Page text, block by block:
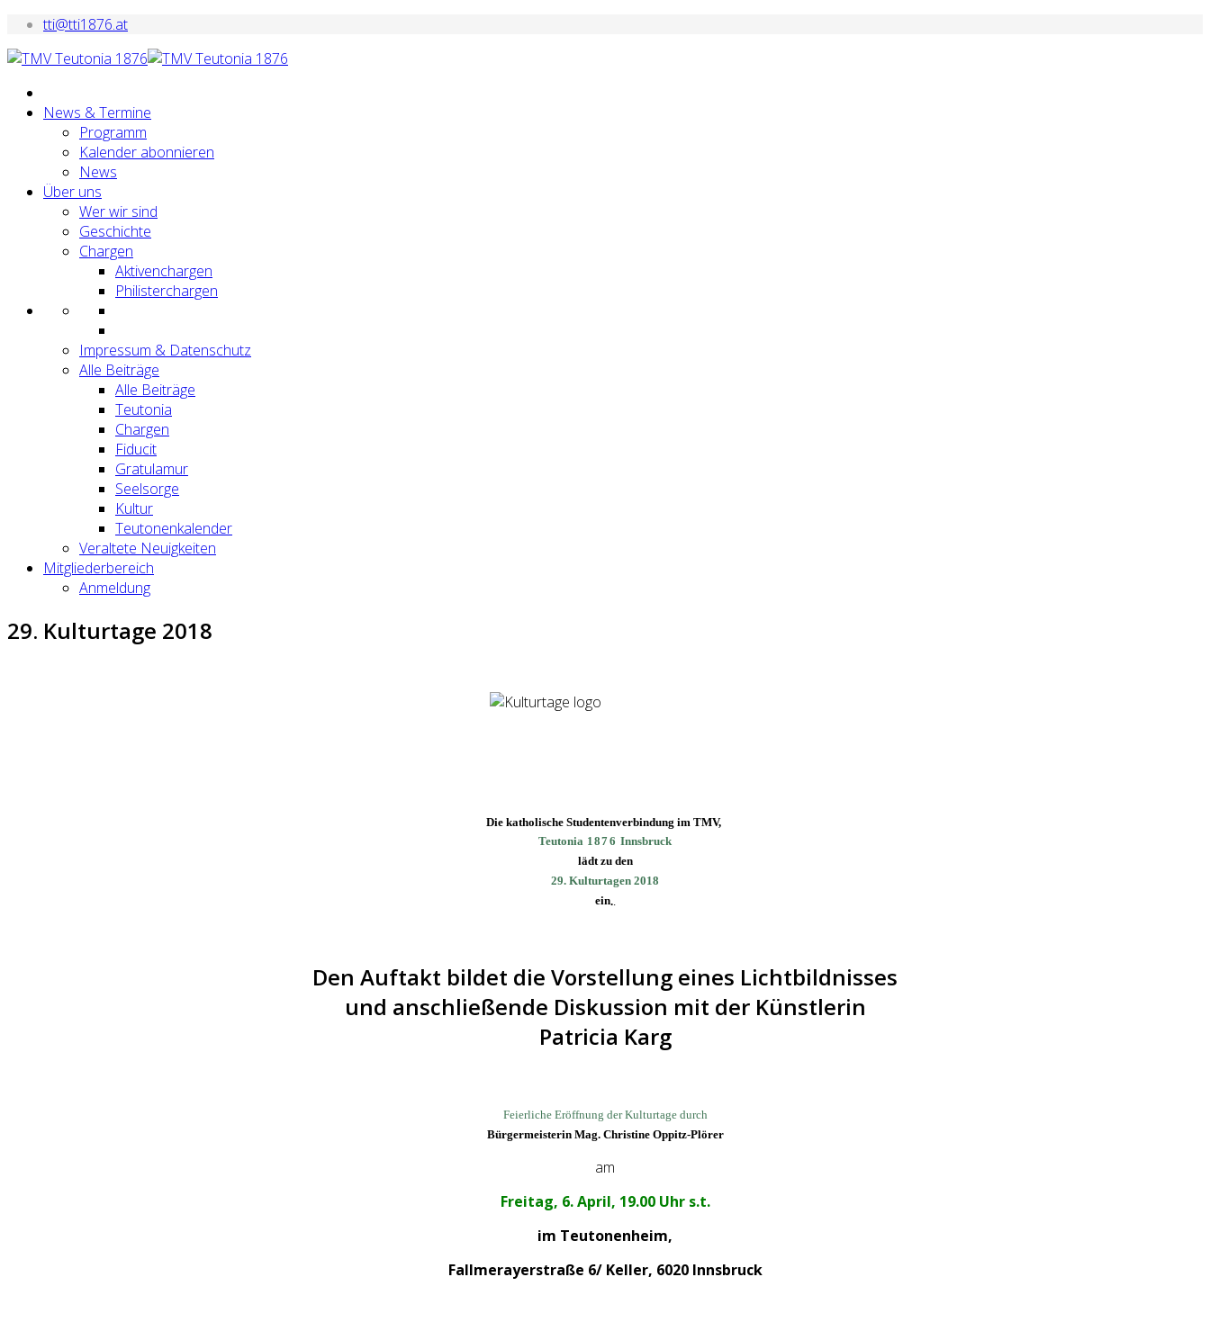
tti@tti1876.at
News & Termine
Programm
Kalender abonnieren
News
Über uns
Wer wir sind
Geschichte
Chargen
Aktivenchargen
Philisterchargen
Impressum & Datenschutz
Alle Beiträge
Alle Beiträge
Teutonia
Chargen
Fiducit
Gratulamur
Seelsorge
Kultur
Teutonenkalender
Veraltete Neuigkeiten
Mitgliederbereich
Anmeldung
29. Kulturtage 2018
Die katholische Studentenverbindung im TMV,
Teutonia 1876 Innsbruck
lädt zu den
29. Kulturtagen 2018
ein..
Den Auftakt bildet die Vorstellung eines Lichtbildnisses
und anschließende Diskussion mit der Künstlerin
Patricia Karg
Feierliche Eröffnung der Kulturtage durch
Bürgermeisterin Mag. Christine Oppitz-Plörer
am
Freitag, 6. April, 19.00 Uhr s.t.
im Teutonenheim,
Fallmerayerstraße 6/ Keller, 6020 Innsbruck